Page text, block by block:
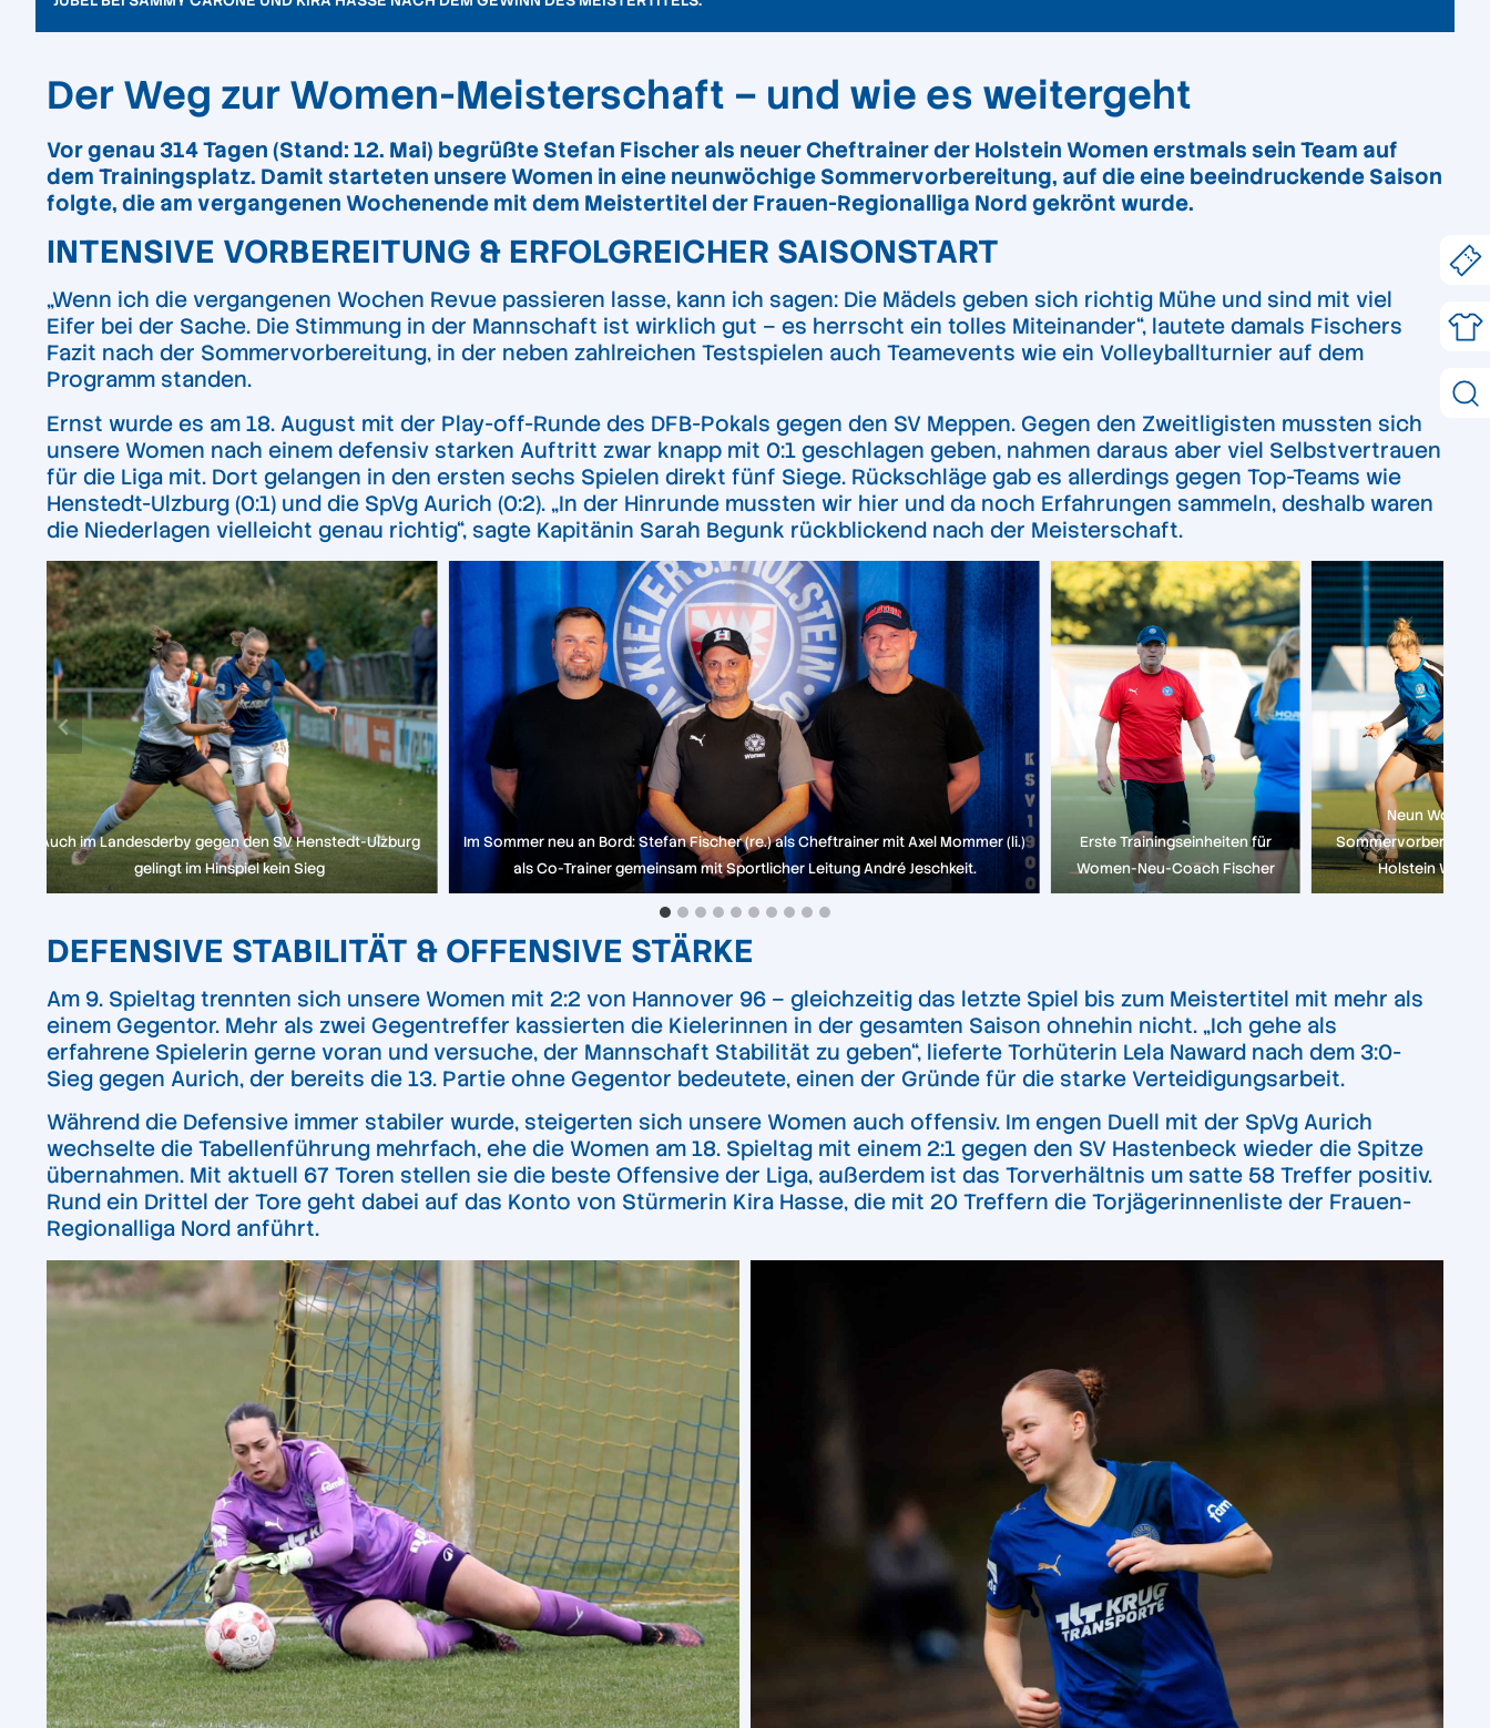
Der Weg zur Women-Meisterschaft – und wie es weitergeht
Vor genau 314 Tagen (Stand: 12. Mai) begrüßte Stefan Fischer als neuer Cheftrainer der Holstein Women erstmals sein Team auf
dem Trainingsplatz. Damit starteten unsere Women in eine neunwöchige Sommervorbereitung, auf die eine beeindruckende Saison
folgte, die am vergangenen Wochenende mit dem Meistertitel der Frauen-Regionalliga Nord gekrönt wurde.
INTENSIVE VORBEREITUNG & ERFOLGREICHER SAISONSTART
„Wenn ich die vergangenen Wochen Revue passieren lasse, kann ich sagen: Die Mädels geben sich richtig Mühe und sind mit viel
Eifer bei der Sache. Die Stimmung in der Mannschaft ist wirklich gut – es herrscht ein tolles Miteinander“, lautete damals Fischers
Fazit nach der Sommervorbereitung, in der neben zahlreichen Testspielen auch Teamevents wie ein Volleyballturnier auf dem
Programm standen.
Ernst wurde es am 18. August mit der Play-off-Runde des DFB-Pokals gegen den SV Meppen. Gegen den Zweitligisten mussten sich
unsere Women nach einem defensiv starken Auftritt zwar knapp mit 0:1 geschlagen geben, nahmen daraus aber viel Selbstvertrauen
für die Liga mit. Dort gelangen in den ersten sechs Spielen direkt fünf Siege. Rückschläge gab es allerdings gegen Top-Teams wie
Henstedt-Ulzburg (0:1) und die SpVg Aurich (0:2). „In der Hinrunde mussten wir hier und da noch Erfahrungen sammeln, deshalb waren
die Niederlagen vielleicht genau richtig“, sagte Kapitänin Sarah Begunk rückblickend nach der Meisterschaft.
Auch im Landesderby gegen den SV Henstedt-Ulzburg
gelingt im Hinspiel kein Sieg
Im Sommer neu an Bord: Stefan Fischer (re.) als Cheftrainer mit Axel Mommer (li.)
als Co-Trainer gemeinsam mit Sportlicher Leitung André Jeschkeit.
Erste Trainingseinheiten für
Women-Neu-Coach Fischer
Neun Wochen
Holstein
DEFENSIVE STABILITÄT & OFFENSIVE STÄRKE
Am 9. Spieltag trennten sich unsere Women mit 2:2 von Hannover 96 – gleichzeitig das letzte Spiel bis zum Meistertitel mit mehr als
einem Gegentor. Mehr als zwei Gegentreffer kassierten die Kielerinnen in der gesamten Saison ohnehin nicht. „Ich gehe als
erfahrene Spielerin gerne voran und versuche, der Mannschaft Stabilität zu geben“, lieferte Torhüterin Lela Naward nach dem 3:0-
Sieg gegen Aurich, der bereits die 13. Partie ohne Gegentor bedeutete, einen der Gründe für die starke Verteidigungsarbeit.
Während die Defensive immer stabiler wurde, steigerten sich unsere Women auch offensiv. Im engen Duell mit der SpVg Aurich
wechselte die Tabellenführung mehrfach, ehe die Women am 18. Spieltag mit einem 2:1 gegen den SV Hastenbeck wieder die Spitze
übernahmen. Mit aktuell 67 Toren stellen sie die beste Offensive der Liga, außerdem ist das Torverhältnis um satte 58 Treffer positiv.
Rund ein Drittel der Tore geht dabei auf das Konto von Stürmerin Kira Hasse, die mit 20 Treffern die Torjägerinnenliste der Frauen-
Regionalliga Nord anführt.